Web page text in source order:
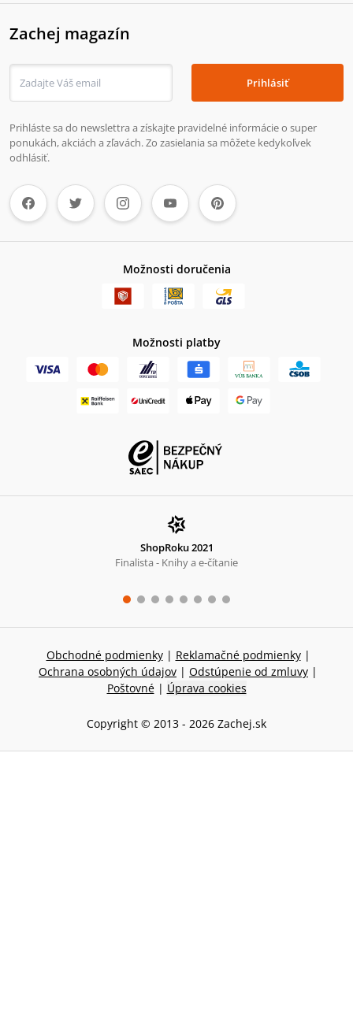
Zachej magazín
Prihlásiť
Prihláste sa do newslettra a získajte pravidelné informácie o super
ponukách, akciách a zľavách. Zo zasielania sa môžete kedykoľvek
odhlásiť.
Možnosti doručenia
Možnosti platby
ShopRoku 2021
Finalista - Knihy a e-čítanie
Obchodné podmienky | Reklamačné podmienky |
Ochrana osobných údajov | Odstúpenie od zmluvy |
Poštovné | Úprava cookies
Copyright © 2013 - 2026 Zachej.sk